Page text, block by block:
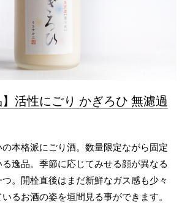
】活性にごり かぎろひ 無濾過
本格派にごり酒。数量限定ながら固定
逸品。季節に応じてみせる顔が異なる
。開栓直後はまだ新鮮なガス感も少々
るお酒の姿を垣間見る事ができます。